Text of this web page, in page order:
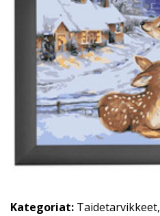
Kategoriat: Taidetarvikkeet,